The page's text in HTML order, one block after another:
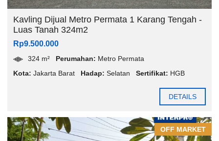
Kavling Dijual Metro Permata 1 Karang Tengah -
Luas Tanah 324m2
Rp9.500.000
324 m² Perumahan: Metro Permata
Kota: Jakarta Barat Hadap: Selatan Sertifikat: HGB
DETAILS
OFF MARKET